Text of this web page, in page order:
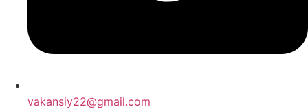
vakansiy22@gmail.com